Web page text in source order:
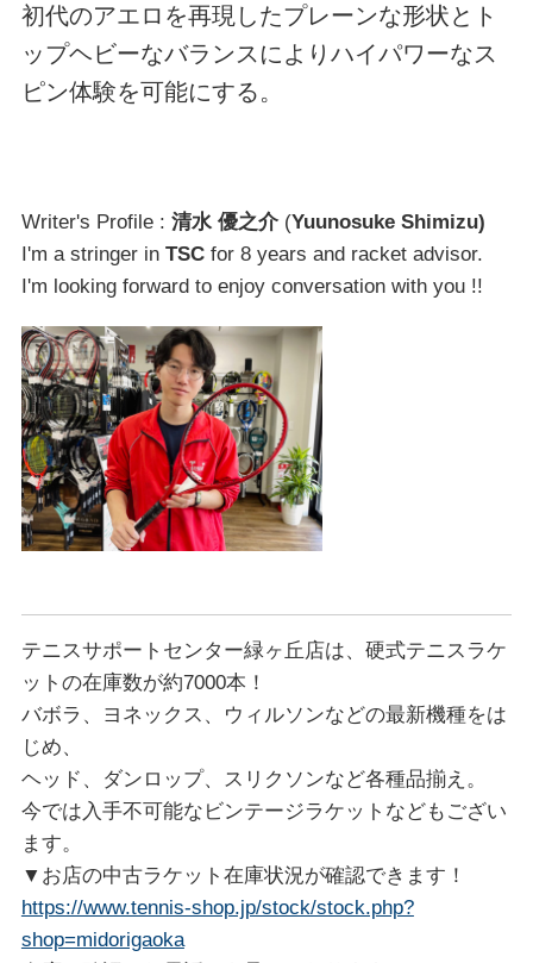
初代のアエロを再現したプレーンな形状とト
ップヘビーなバランスによりハイパワーなス
ピン体験を可能にする。
Writer's Profile : 清水 優之介(Yuunosuke Shimizu)
I'm a stringer in TSCfor 8 years and racket advisor.
I'm looking forward to enjoy conversation with you !!
テニスサポートセンター緑ヶ丘店は、硬式テニスラケ
ットの在庫数が約7000本！
バボラ、ヨネックス、ウィルソンなどの最新機種をは
じめ、
ヘッド、ダンロップ、スリクソンなど各種品揃え。
今では入手不可能なビンテージラケットなどもござい
ます。
▼お店の中古ラケット在庫状況が確認できます！
https://www.tennis-shop.jp/stock/stock.php?
shop=midorigaoka